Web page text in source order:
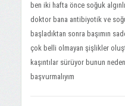
ben iki hafta önce soğuk
doktor bana antibiyotik ve
başladıktan sonra başımın
çok belli olmayan şişlikler
kaşıntılar sürüyor bunun
başvurmalıyım